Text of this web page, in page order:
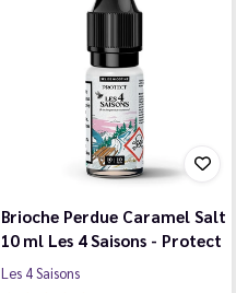
Brioche Perdue Caramel Salt
10 ml Les 4 Saisons - Protect
Les 4 Saisons